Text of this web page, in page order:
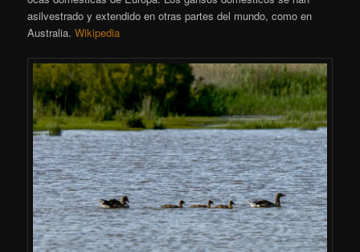
asilvestrado y extendido en otras partes del mundo, como en
Australia.Wikipedia